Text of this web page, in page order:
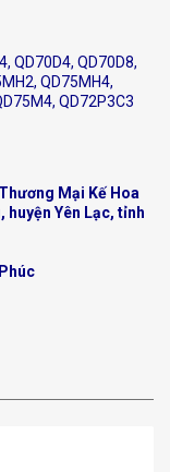
QD70D4, QD70D8,
QD75MH4,
QD72P3C3
Mại Kế Hoa
huyện Yên Lạc, tỉnh